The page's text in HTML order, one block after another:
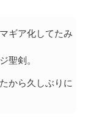
ギア化してたみ
聖剣。
から久しぶりに